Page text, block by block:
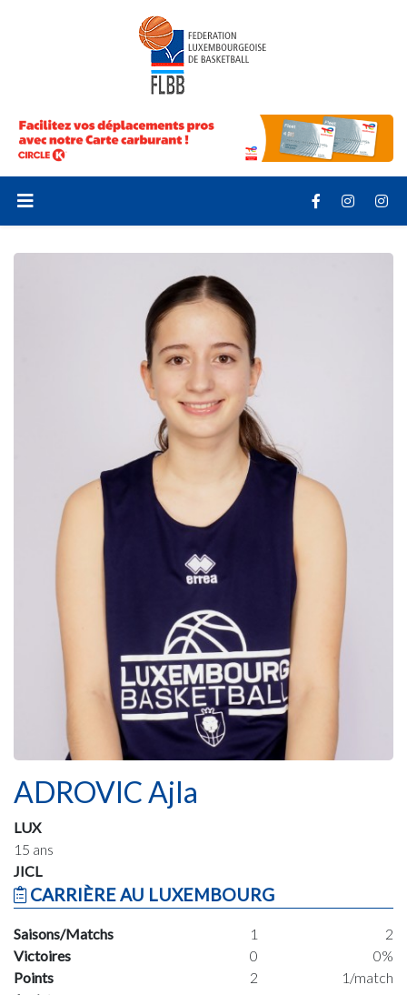
ADROVIC Ajla
LUX
15 ans
JICL
CARRIÈRE AU LUXEMBOURG
Saisons/Matchs 1
2
Victoires
0
0%
Points
2
1/match